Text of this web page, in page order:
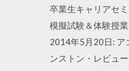
卒業生キャリアセ
模擬試験＆体験授
2014年5月20日: ア
ンストン・レビュ